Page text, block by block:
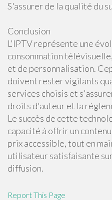
S'assurer de la qualité du
Conclusion
L'IPTV représente une
consommation
et de personnalisation.
doivent rester vigilants
services choisis et
droits d'auteur et la
Le succès de cette
capacité à offrir un
prix accessible, tout en
utilisateur satisfaisante
diffusion.
Report This Page